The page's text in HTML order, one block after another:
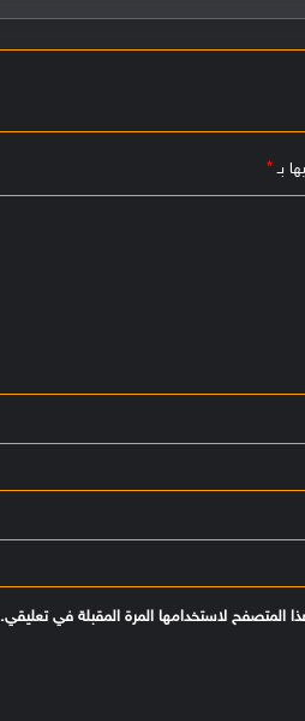
بـ*
المتصفح لاستخدامها المرة المقبلة في تعليقي.